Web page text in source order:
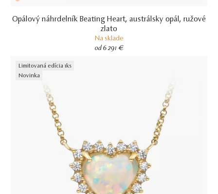
Opálový náhrdelník Beating Heart, austrálsky opál, ružové
zlato
Na sklade
od 6 291 €
Limitovaná edícia 1ks
Novinka